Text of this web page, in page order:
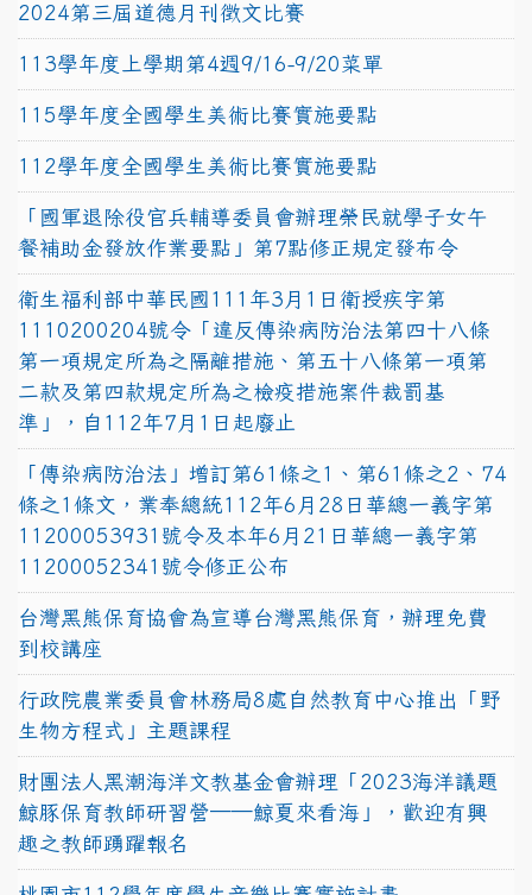
2024第三屆道德月刊徵文比賽
113學年度上學期第4週9/16-9/20菜單
115學年度全國學生美術比賽實施要點
112學年度全國學生美術比賽實施要點
「國軍退除役官兵輔導委員會辦理榮民就學子女午
餐補助金發放作業要點」第7點修正規定發布令
衛生福利部中華民國111年3月1日衛授疾字第
1110200204號令「違反傳染病防治法第四十八條
第一項規定所為之隔離措施、第五十八條第一項第
二款及第四款規定所為之檢疫措施案件裁罰基
準」，自112年7月1日起廢止
「傳染病防治法」增訂第61條之1、第61條之2、74
條之1條文，業奉總統112年6月28日華總一義字第
11200053931號令及本年6月21日華總一義字第
11200052341號令修正公布
台灣黑熊保育協會為宣導台灣黑熊保育，辦理免費
到校講座
行政院農業委員會林務局8處自然教育中心推出「野
生物方程式」主題課程
財團法人黑潮海洋文教基金會辦理「2023海洋議題
鯨豚保育教師研習營──鯨夏來看海」，歡迎有興
趣之教師踴躍報名